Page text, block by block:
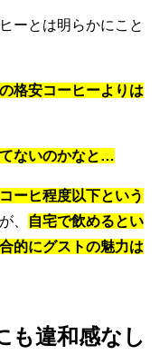
ーとは明らかにこと
格安コーヒーよりは
ないのかなと…
ーヒ程度以下という
、
自宅で飲めるとい
的にグストの魅力は
も違和感なし